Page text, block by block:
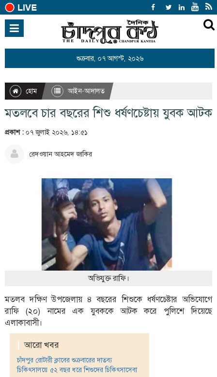
শুক্রবার, ০৭ আগস্ট, ২০২৬
হোম
জাতীয়
আন্তর্জাতিক
রাজনীতি
শিক্ষা
উপ-
সম্পাদকীয়
কৃষি
প্রকৃতি
অপরাধ
হোম আইন-আদালত
মতলবে চার বছরের শিশু ধর্ষণচেষ্টায় যুবক আটক
প্রকাশ : ০৭ জুলাই ২০২৬, ১৪:৫১
রেদওয়ান আহমেদ জাকির
অভিযুক্ত রাফি।
মতলব দক্ষিণ উপজেলায় ৪ বছরের শিশুকে ধর্ষণচেষ্টার অভিযোগে
রাফি (২০) নামের এক যুবককে আটক করে পুলিশে দিয়েছে
এলাকাবাসী।
আরো খবর
চাঁদপুর রোটারী ক্লাবের শুক্রবারের দাতব্য
চিকিৎসালয়ে ৫২ বছর ধরে শিশুদের চিকিৎসাসেবা